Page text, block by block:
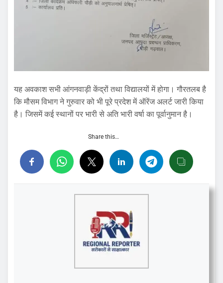
यह अवकाश सभी आंगनवाड़ी केंद्रों तथा विद्यालयों में होगा। गौरतलब है
कि मौसम विभाग ने गुरुवार को भी पूरे प्रदेश में ऑरेंज अलर्ट जारी किया
है। जिसमें कई स्थानों पर भारी से अति भारी वर्षा का पूर्वानुमान है।
Share this…